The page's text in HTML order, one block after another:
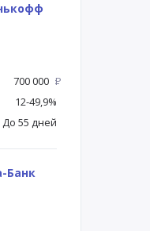
700 000 Р
12-49,9%
До 55 дней
Банк